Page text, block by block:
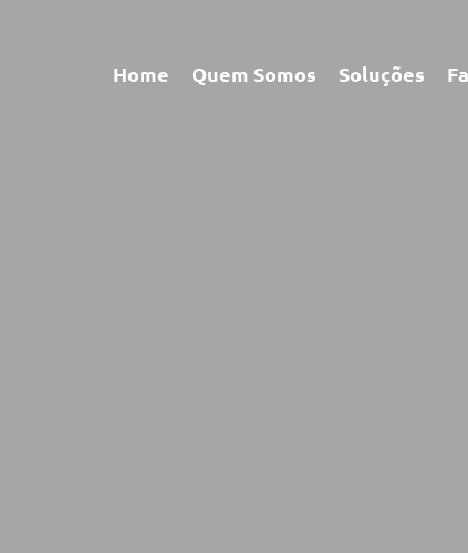
Home Quem Somos Soluções